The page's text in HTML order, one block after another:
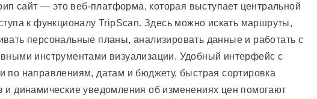
сайт — это веб-платформа, которая выступает центральной
к функционалу TripScan. Здесь можно искать маршруты,
персональные планы, анализировать данные и работать с
инструментами визуализации. Удобный интерфейс с
по направлениям, датам и бюджету, быстрая сортировка
и динамические уведомления об изменениях цен помогают